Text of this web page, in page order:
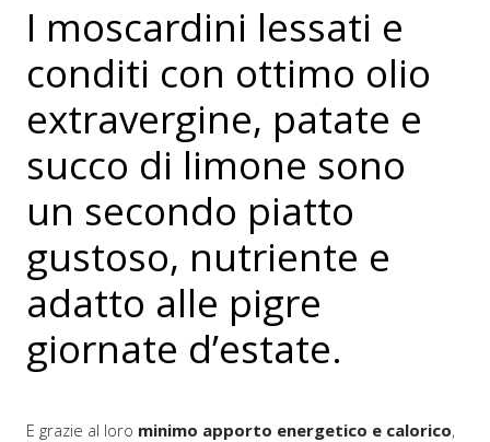
I moscardini lessati e
conditi con ottimo olio
extravergine, patate e
succo di limone sono
un secondo piatto
gustoso, nutriente e
adatto alle pigre
giornate d’estate.
E grazie al loro minimo apporto energetico e calorico,